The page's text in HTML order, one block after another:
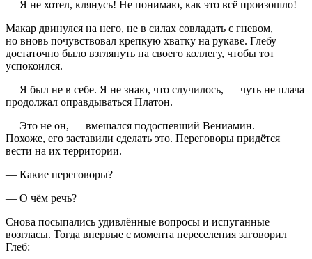
— Я не хотел, клянусь! Не понимаю, как это всё произошло!
Макар двинулся на него, не в силах совладать с гневом,
но вновь почувствовал крепкую хватку на рукаве. Глебу
достаточно было взглянуть на своего коллегу, чтобы тот
успокоился.
— Я был не в себе. Я не знаю, что случилось, — чуть не плача
продолжал оправдываться Платон.
— Это не он, — вмешался подоспевший Вениамин. —
Похоже, его заставили сделать это. Переговоры придётся
вести на их территории.
— Какие переговоры?
— О чём речь?
Снова посыпались удивлённые вопросы и испуганные
возгласы. Тогда впервые с момента переселения заговорил
Глеб: